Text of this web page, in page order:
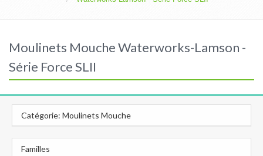
Moulinets Mouche Waterworks-Lamson -
Série Force SLII
Catégorie: Moulinets Mouche
Familles